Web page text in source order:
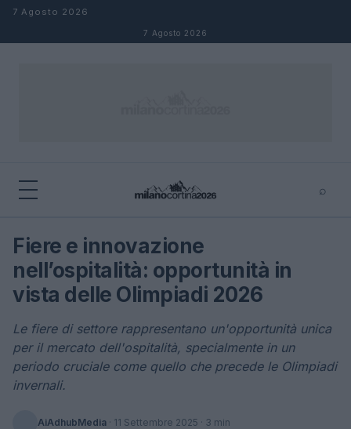
Salta al contenuto
7 Agosto 2026
7 Agosto 2026
⌕
Cerca
Fiere e innovazione
nell’ospitalità: opportunità in
vista delle Olimpiadi 2026
Le fiere di settore rappresentano un'opportunità unica
per il mercato dell'ospitalità, specialmente in un
periodo cruciale come quello che precede le Olimpiadi
invernali.
AiAdhubMedia · 11 Settembre 2025 · 3 min